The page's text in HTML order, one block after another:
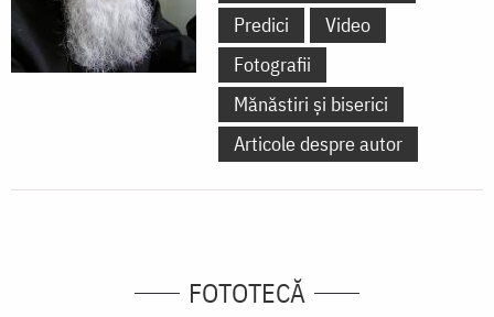
Predici
Video
Fotografii
Mănăstiri și biserici
Articole despre autor
FOTOTECĂ